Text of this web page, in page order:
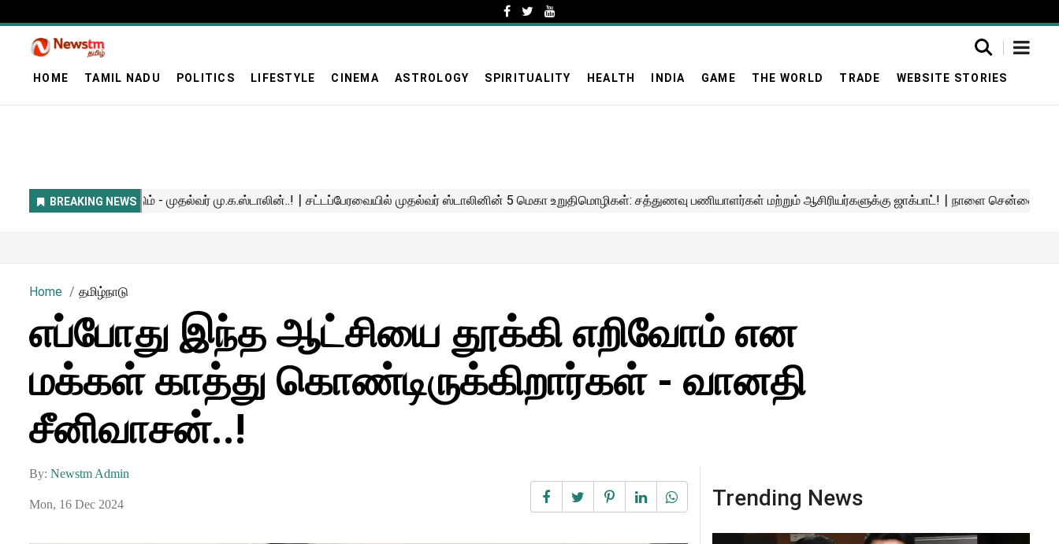
HOME TAMIL NADU POLITICS LIFESTYLE CINEMA ASTROLOGY SPIRITUALITY HEALTH INDIA GAME THE WORLD TRADE WEBSITE STORIES
Home தமிழ்நாடு
எப்போது இந்த ஆட்சியை தூக்கி எறிவோம் என
மக்கள் காத்து கொண்டிருக்கிறார்கள் - வானதி
சீனிவாசன்..!
By: Newstm Admin
Mon, 16 Dec 2024 Trending News